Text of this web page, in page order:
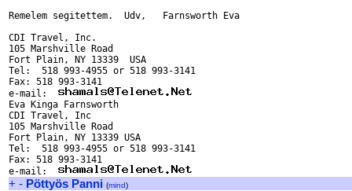
Remelem segitettem.  Udv,   Farnsworth Eva
CDI Travel, Inc.
105 Marshville Road
Fort Plain, NY 13339  USA
Tel:  518 993-4955 or 518 993-3141
Fax: 518 993-3141
e-mail:
Eva Kinga Farnsworth
CDI Travel, Inc
105 Marshville Road
Fort Plain, NY 13339 USA
Tel:  518 993-4955 or 518 993-3141
Fax: 518 993-3141
e-mail:
+ - Pöttyös Panni (mind)